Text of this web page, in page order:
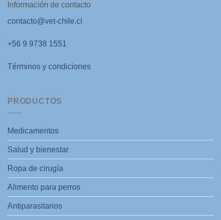
Información de contacto
contacto@vet-chile.cl
+56 9 9738 1551
Términos y condiciones
PRODUCTOS
Medicamentos
Salud y bienestar
Ropa de cirugía
Alimento para perros
Antiparasitarios